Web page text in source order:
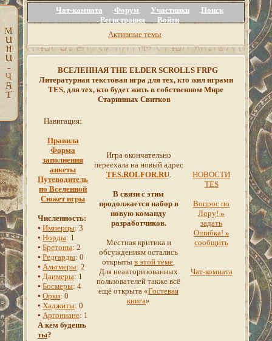
Чат-комната Форум Участники
Поиск
Регистрация
Войти
Активные темы
ВСЕЛЕННАЯ THE ELDER SCROLLS FRPG
Литературная текстовая игра для тех, кто жил играми
TES, для тех, кто будет жить в собственном Мире
Старинных Свитков
Навигация:
Правила
Форма
заполнения
анкеты
Путеводитель
по Вселенной
Сюжет игры
Численность:
▪Имперцы: 3
▪Норды: 1
▪Бретоны: 2
▪Редгарды: 0
▪Альтмеры: 2
▪Данмеры: 1
▪Босмеры: 4
▪Орки: 0
▪Хаджиты: 0
▪Аргониане: 1
А кем будешь
ты?
Игра окончательно
переехала на новый адрес
TES.ROLFOR.RU.
В связи с этим
продолжается набор в
новую команду
разработчиков.
Местная критика и
обсуждениям остались
открытыв этой теме.
Для неавторизованных
пользователей также всё
ещё открыта «Гостевая
книга»
НОВОСТИ
TES
Вопрос по
Лору!»
задать
Ошибка! »
сообщить
Чат-комната